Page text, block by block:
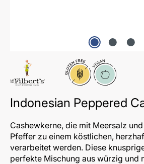
GlutenfreiVegan
Indonesian Peppered
Cashewkerne, die mit Meersalz
Pfeffer zu einem köstlichen,
verarbeitet werden. Diese
perfekte Mischung aus würzig und